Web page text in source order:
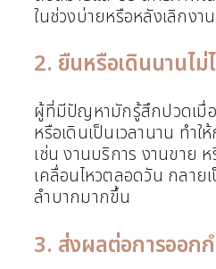
ในช่วงบ่ายหรือหลังเลิกงา
2. ยืนหรือเดินนานไม่
ผู้ที่มีปัญหามักรู้สึกปวดเมื่
หรือเดินเป็นเวลานาน ทำใ
เช่น งานบริการ งานขาย
เคลื่อนไหวตลอดวัน กลาย
ลำบากมากขึ้น
3. ส่งผลต่อการออก